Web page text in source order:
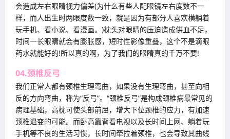
会造成左右眼睛视力偏差(为什么有些人配眼镜左右度数不一
样，而人出生时两眼度数一致，就是因为有部分人喜欢横躺着
玩手机、看小说、看漫画。)枕头对眼睛的压迫造成供血不足，
时间一长眼睛就会有膨胀感，短时性影像重叠，这个不是滴眼
药水就能好的!所以真的啊，为了我们的眼睛真的千万不要!
04.颈椎反弓
我们正常人都有颈椎生理弯曲，如果没有生理弯曲，甚至向相
反的方向弯曲，称为“反弓”。“颈椎反弓”是构成颈椎病最常见的
病理基础，高枕可使头部前屈，增大下位颈椎的应力，有加速
颈椎退变的可能。而卧高靠背看电视以及长时间上网、躺着玩
手机等不良的生活习惯，长时间牵拉着颈椎，也会导致其曲线